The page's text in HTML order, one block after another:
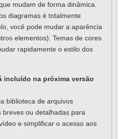
mudam de forma dinâmica.
diagramas é totalmente
você pode mudar a aparência
elementos). Temas de cores
rapidamente o estilo dos
incluído na próxima versão
biblioteca de arquivos
ou detalhadas para
e simplificar o acesso aos